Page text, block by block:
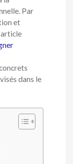
Par
et
dans le